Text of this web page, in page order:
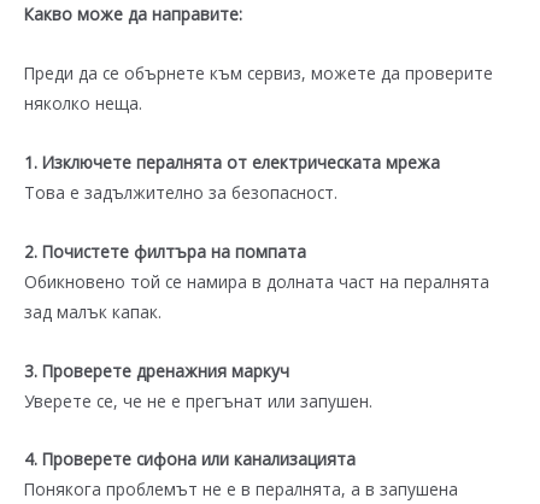
Какво може да направите:
Преди да се обърнете към сервиз, можете да проверите
няколко неща.
1. Изключете пералнята от електрическата мрежа
Това е задължително за безопасност.
2. Почистете филтъра на помпата
Обикновено той се намира в долната част на пералнята
зад малък капак.
3. Проверете дренажния маркуч
Уверете се, че не е прегънат или запушен.
4. Проверете сифона или канализацията
Понякога проблемът не е в пералнята, а в запушена